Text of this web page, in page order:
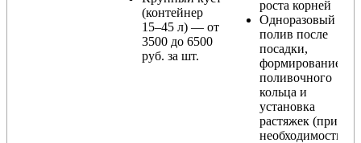
(контейнер
15–45 л) — от
3500 до 6500
руб. за шт.
роста корней
Одноразовый
полив после
посадки,
формирование
поливочного
кольца и
установка
растяжек (при
необходимости)